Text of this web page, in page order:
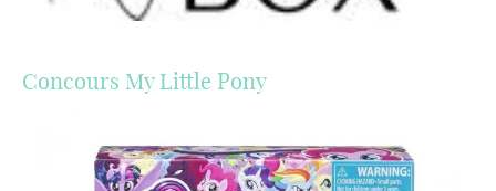
Concours My Little Pony